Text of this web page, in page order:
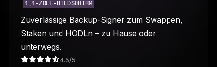
1,1-ZOLL-BILDSCHIRM
Zuverlässige Backup-Signer zum Swappen,
Staken und HODLn – zu Hause oder
unterwegs.
4.5/5